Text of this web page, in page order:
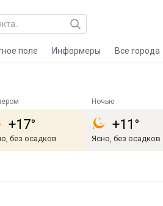
поле Информеры Все города
+17°
без осадков
Ночью
+11°
Ясно, без осадков